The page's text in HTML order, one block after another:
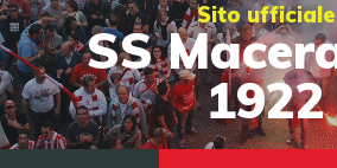
Sito ufficiale
SS
1922